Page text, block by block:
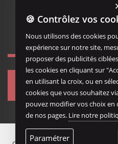
MENTIONS LÉGALES
NOUS REJOINDRE...
🍪 Contrôlez vos
Nous utilisons des cookies
expérience sur notre site,
proposer des publicités
les cookies en cliquant sur
en utilisant la croix, ou en
cookies que vous souhaitez
pouvez modifier vos choix en
de nos pages. Lire notre
Paramétrer